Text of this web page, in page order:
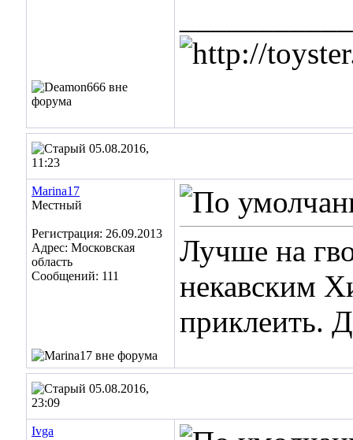
05.08.2016,
11:23
Marina17
Местный
Регистрация: 26.09.2013
Адрес: Московская
область
Сообщений: 111
Лучше на
некавским
приклеить.
05.08.2016,
23:09
Ivga